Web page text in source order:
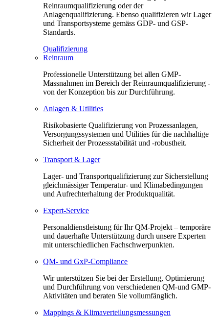
Reinraumqualifizierung oder der
Anlagenqualifizierung. Ebenso qualifizieren wir Lager
und Transportsysteme gemäss GDP- und GSP-
Standards.
Qualifizierung
Reinraum
Professionelle Unterstützung bei allen GMP-
Massnahmen im Bereich der Reinraumqualifizierung -
von der Konzeption bis zur Durchführung.
Anlagen & Utilities
Risikobasierte Qualifizierung von Prozessanlagen,
Versorgungssystemen und Utilities für die nachhaltige
Sicherheit der Prozessstabilität und -robustheit.
Transport & Lager
Lager- und Transportqualifizierung zur Sicherstellung
gleichmässiger Temperatur- und Klimabedingungen
und Aufrechterhaltung der Produktqualität.
Expert-Service
Personaldienstleistung für Ihr QM-Projekt – temporäre
und dauerhafte Unterstützung durch unsere Experten
mit unterschiedlichen Fachschwerpunkten.
QM- und GxP-Compliance
Wir unterstützen Sie bei der Erstellung, Optimierung
und Durchführung von verschiedenen QM-und GMP-
Aktivitäten und beraten Sie vollumfänglich.
Mappings & Klimaverteilungsmessungen